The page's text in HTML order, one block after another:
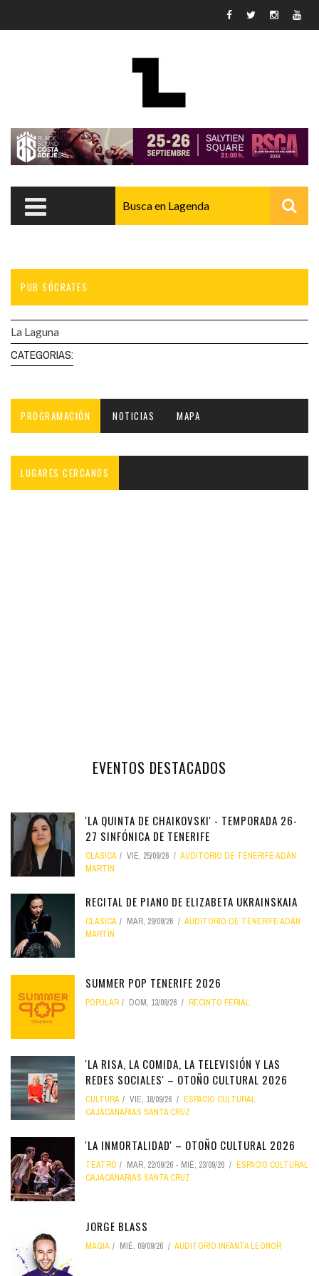
PUB SÓCRATES
La Laguna
CATEGORIAS:
PROGRAMACIÓN NOTICIAS MAPA
LUGARES CERCANOS
EVENTOS DESTACADOS
'LA QUINTA DE CHAIKOVSKI' - TEMPORADA 26-
27 SINFÓNICA DE TENERIFE
CLÁSICA VIE, 25/09/26
AUDITORIO DE TENERIFE ADÁN
MARTÍN
RECITAL DE PIANO DE ELIZABETA UKRAINSKAIA
CLÁSICA MAR, 29/09/26
AUDITORIO DE TENERIFE ADÁN
MARTÍN
SUMMER POP TENERIFE 2026
POPULAR DOM, 13/09/26 RECINTO FERIAL
'LA RISA, LA COMIDA, LA TELEVISIÓN Y LAS
REDES SOCIALES' – OTOÑO CULTURAL 2026
CULTURA VIE, 18/09/26
ESPACIO CULTURAL
CAJACANARIAS SANTA CRUZ
'LA INMORTALIDAD' – OTOÑO CULTURAL 2026
TEATRO MAR, 22/09/26 - MIÉ, 23/09/26
ESPACIO CULTURAL
CAJACANARIAS SANTA CRUZ
JORGE BLASS
MAGIA MIÉ, 09/09/26 AUDITORIO INFANTA LEONOR